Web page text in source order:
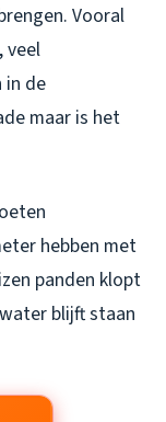
Vooral
veel
in de
maar is het
hebben met
panden klopt
blijft staan